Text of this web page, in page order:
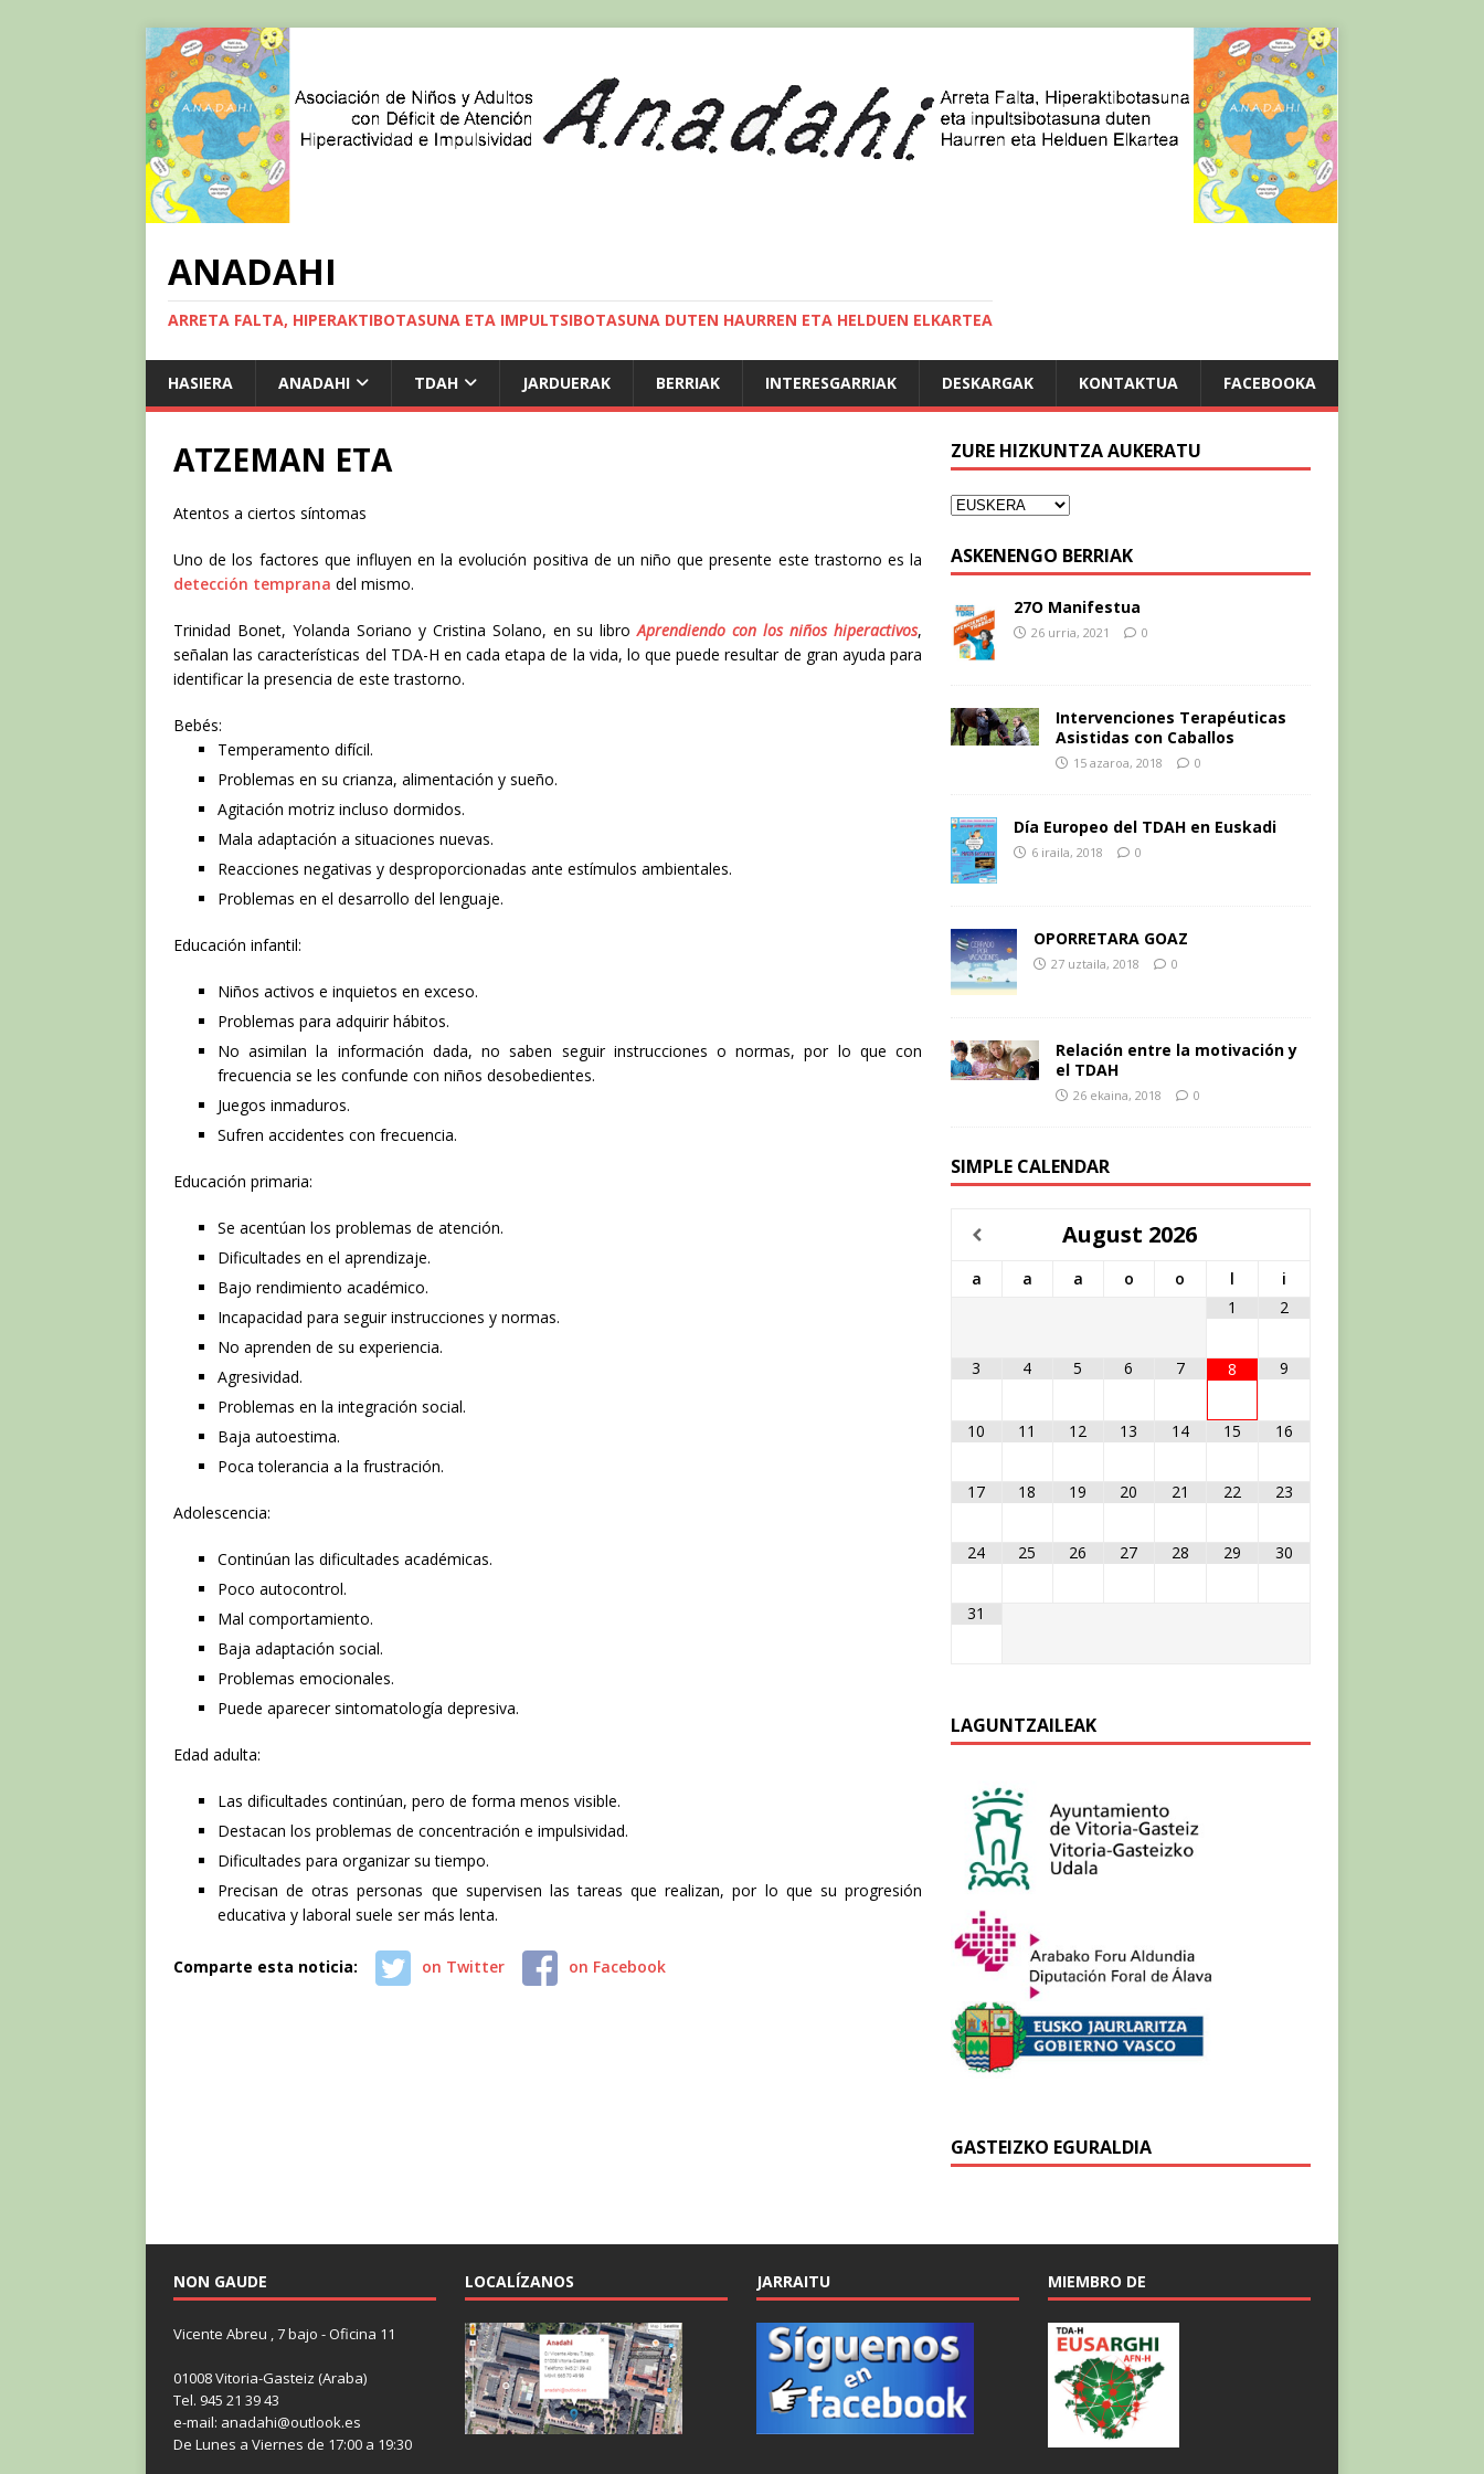
ANADAHI
ARRETA FALTA, HIPERAKTIBOTASUNA ETA IMPULTSIBOTASUNA DUTEN HAURREN ETA HELDUEN ELKARTEA
HASIERA ANADAHI TDAH JARDUERAK BERRIAK INTERESGARRIAK DESKARGAK KONTAKTUA FACEBOOKA
ATZEMAN ETA
Atentos a ciertos síntomas
Uno de los factores que influyen en la evolución positiva de un niño que presente este trastorno es la
detección temprana del mismo.
Trinidad Bonet, Yolanda Soriano y Cristina Solano, en su libroAprendiendo con los niños hiperactivos,
señalan las características del TDA-H en cada etapa de la vida, lo que puede resultar de gran ayuda para
identificar la presencia de este trastorno.
Bebés:
Temperamento difícil.
Problemas en su crianza, alimentación y sueño.
Agitación motriz incluso dormidos.
Mala adaptación a situaciones nuevas.
Reacciones negativas y desproporcionadas ante estímulos ambientales.
Problemas en el desarrollo del lenguaje.
Educación infantil:
Niños activos e inquietos en exceso.
Problemas para adquirir hábitos.
No asimilan la información dada, no saben seguir instrucciones o normas, por lo que con
frecuencia se les confunde con niños desobedientes.
Juegos inmaduros.
Sufren accidentes con frecuencia.
Educación primaria:
Se acentúan los problemas de atención.
Dificultades en el aprendizaje.
Bajo rendimiento académico.
Incapacidad para seguir instrucciones y normas.
No aprenden de su experiencia.
Agresividad.
Problemas en la integración social.
Baja autoestima.
Poca tolerancia a la frustración.
Adolescencia:
Continúan las dificultades académicas.
Poco autocontrol.
Mal comportamiento.
Baja adaptación social.
Problemas emocionales.
Puede aparecer sintomatología depresiva.
Edad adulta:
Las dificultades continúan, pero de forma menos visible.
Destacan los problemas de concentración e impulsividad.
Dificultades para organizar su tiempo.
Precisan de otras personas que supervisen las tareas que realizan, por lo que su progresión
educativa y laboral suele ser más lenta.
Comparte esta noticia: on Twitter on Facebook
ZURE HIZKUNTZA AUKERATU
ASKENENGO BERRIAK
27O Manifestua
26 urria, 2021 0
Intervenciones Terapéuticas
Asistidas con Caballos
15 azaroa, 2018 0
Día Europeo del TDAH en Euskadi
6 iraila, 2018 0
OPORRETARA GOAZ
27 uztaila, 2018 0
Relación entre la motivación y
el TDAH
26 ekaina, 2018 0
SIMPLE CALENDAR
August 2026
a a a o o l
i
1
2
3 4 5 6 7 8 9
10 11 12 13 14 15 16
17 18 19 20 21 22 23
24 25 26 27 28 29 30
31
LAGUNTZAILEAK
GASTEIZKO EGURALDIA
NON GAUDE
Vicente Abreu , 7 bajo - Oficina 11
01008 Vitoria-Gasteiz (Araba)
Tel. 945 21 39 43
e-mail: anadahi@outlook.es
De Lunes a Viernes de 17:00 a 19:30
LOCALÍZANOS JARRAITU MIEMBRO DE